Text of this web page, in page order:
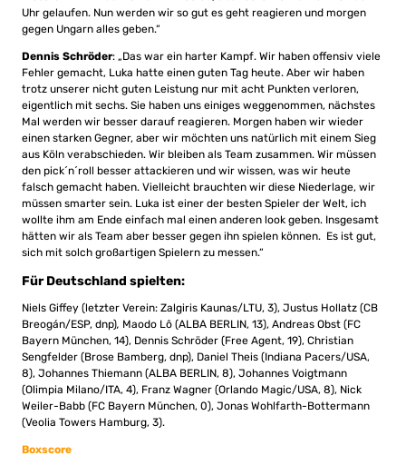
Uhr gelaufen. Nun werden wir so gut es geht reagieren und morgen
gegen Ungarn alles geben.“
Dennis Schröder: „Das war ein harter Kampf. Wir haben offensiv viele
Fehler gemacht, Luka hatte einen guten Tag heute. Aber wir haben
trotz unserer nicht guten Leistung nur mit acht Punkten verloren,
eigentlich mit sechs. Sie haben uns einiges weggenommen, nächstes
Mal werden wir besser darauf reagieren. Morgen haben wir wieder
einen starken Gegner, aber wir möchten uns natürlich mit einem Sieg
aus Köln verabschieden. Wir bleiben als Team zusammen. Wir müssen
den pick´n´roll besser attackieren und wir wissen, was wir heute
falsch gemacht haben. Vielleicht brauchten wir diese Niederlage, wir
müssen smarter sein. Luka ist einer der besten Spieler der Welt, ich
wollte ihm am Ende einfach mal einen anderen look geben. Insgesamt
hätten wir als Team aber besser gegen ihn spielen können. Es ist gut,
sich mit solch großartigen Spielern zu messen.“
Für Deutschland spielten:
Niels Giffey (letzter Verein: Zalgiris Kaunas/LTU, 3), Justus Hollatz (CB
Breogán/ESP, dnp), Maodo Lô (ALBA BERLIN, 13), Andreas Obst (FC
Bayern München, 14), Dennis Schröder (Free Agent, 19), Christian
Sengfelder (Brose Bamberg, dnp), Daniel Theis (Indiana Pacers/USA,
8), Johannes Thiemann (ALBA BERLIN, 8), Johannes Voigtmann
(Olimpia Milano/ITA, 4), Franz Wagner (Orlando Magic/USA, 8), Nick
Weiler-Babb (FC Bayern München, 0), Jonas Wohlfarth-Bottermann
(Veolia Towers Hamburg, 3).
Boxscore